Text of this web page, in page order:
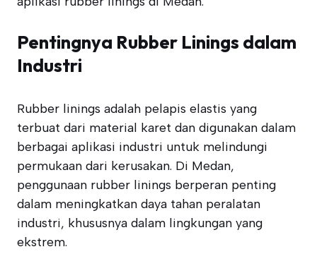
Pentingnya Rubber Linings dalam
Industri
Rubber linings adalah pelapis elastis yang
terbuat dari material karet dan digunakan dalam
berbagai aplikasi industri untuk melindungi
permukaan dari kerusakan. Di Medan,
penggunaan rubber linings berperan penting
dalam meningkatkan daya tahan peralatan
industri, khususnya dalam lingkungan yang
ekstrem.